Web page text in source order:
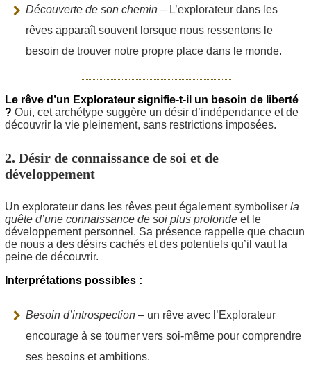
Découverte de son chemin – L’explorateur dans les
rêves apparaît souvent lorsque nous ressentons le
besoin de trouver notre propre place dans le monde.
Le rêve d’un Explorateur signifie-t-il un besoin de liberté
? Oui, cet archétype suggère un désir d’indépendance et de
découvrir la vie pleinement, sans restrictions imposées.
2. Désir de connaissance de soi et de
développement
Un explorateur dans les rêves peut également symboliser la
quête d’une connaissance de soi plus profonde et le
développement personnel. Sa présence rappelle que chacun
de nous a des désirs cachés et des potentiels qu’il vaut la
peine de découvrir.
Interprétations possibles :
Besoin d’introspection – un rêve avec l’Explorateur
encourage à se tourner vers soi-même pour comprendre
ses besoins et ambitions.